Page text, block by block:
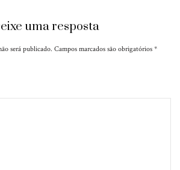
uma resposta
será publicado. Campos marcados são obrigatórios *